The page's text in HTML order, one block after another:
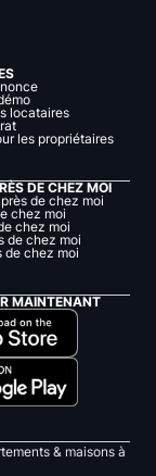
locataires
les propriétaires
DE CHEZ MOI
de chez moi
chez moi
chez moi
de chez moi
de chez moi
MAINTENANT
& maisons à